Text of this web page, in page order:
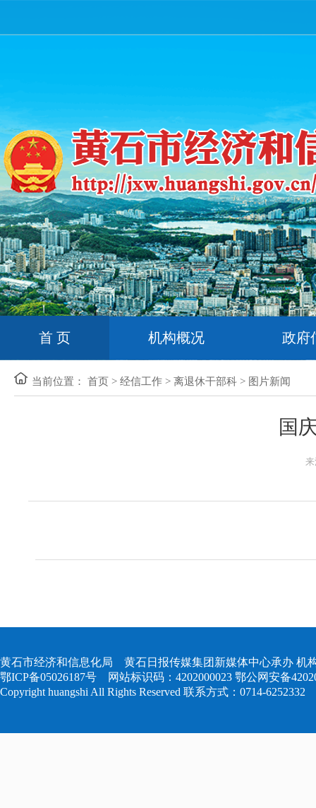
首 页 机构概况 政府
当前位置： 首页 > 经信工作 > 离退休干部科 > 图片新闻
国
黄石市经济和信息化局 黄石日报传媒集团新媒体中心承办 机
鄂ICP备05026187号 网站标识码：4202000023 鄂公网安备
Copyright huangshi All Rights Reserved 联系方式：0714-6252332